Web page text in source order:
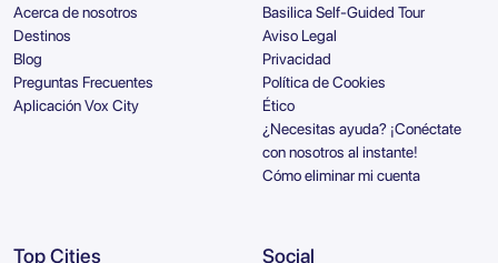
Acerca de nosotros
Destinos
Blog
Preguntas Frecuentes
Aplicación Vox City
Basilica Self-Guided Tour
Aviso Legal
Privacidad
Política de Cookies
Ético
¿Necesitas ayuda? ¡Conéctate
con nosotros al instante!
Cómo eliminar mi cuenta
Top Cities Social